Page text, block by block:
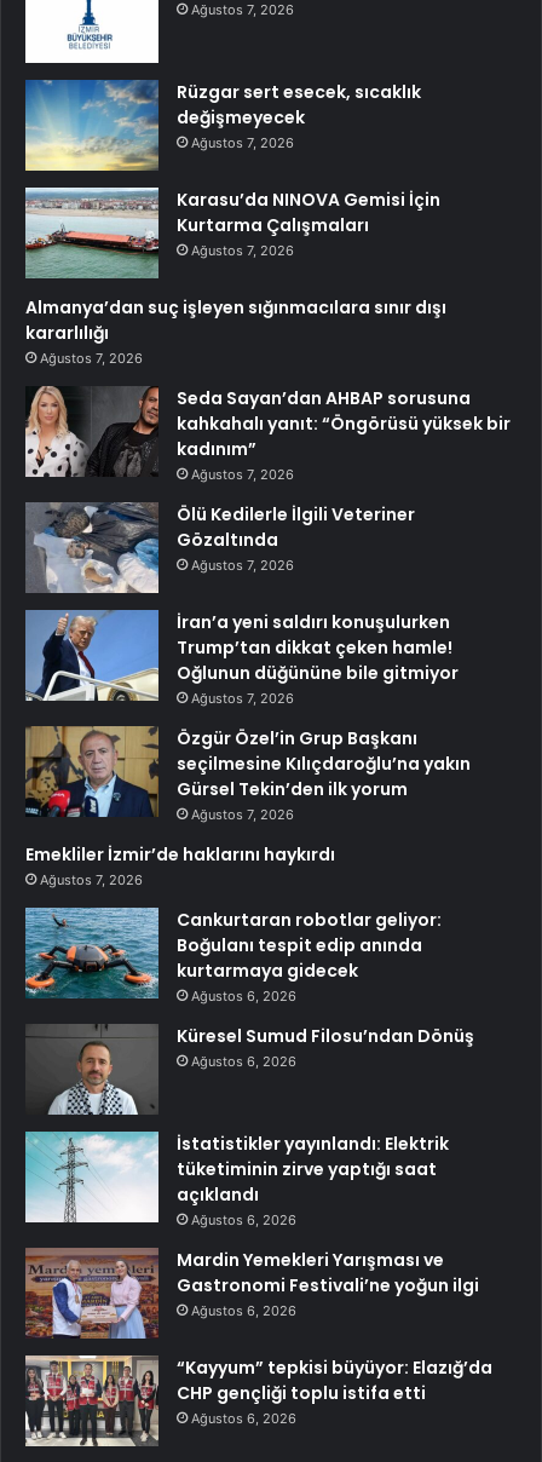
Ağustos 7, 2026
Rüzgar sert esecek, sıcaklık
değişmeyecek
Ağustos 7, 2026
Karasu’da NINOVA Gemisi İçin
Kurtarma Çalışmaları
Ağustos 7, 2026
Almanya’dan suç işleyen sığınmacılara sınır dışı
kararlılığı
Ağustos 7, 2026
Seda Sayan’dan AHBAP sorusuna
kahkahalı yanıt: “Öngörüsü yüksek bir
kadınım”
Ağustos 7, 2026
Ölü Kedilerle İlgili Veteriner
Gözaltında
Ağustos 7, 2026
İran’a yeni saldırı konuşulurken
Trump’tan dikkat çeken hamle!
Oğlunun düğününe bile gitmiyor
Ağustos 7, 2026
Özgür Özel’in Grup Başkanı
seçilmesine Kılıçdaroğlu’na yakın
Gürsel Tekin’den ilk yorum
Ağustos 7, 2026
Emekliler İzmir’de haklarını haykırdı
Ağustos 7, 2026
Cankurtaran robotlar geliyor:
Boğulanı tespit edip anında
kurtarmaya gidecek
Ağustos 6, 2026
Küresel Sumud Filosu’ndan Dönüş
Ağustos 6, 2026
İstatistikler yayınlandı: Elektrik
tüketiminin zirve yaptığı saat
açıklandı
Ağustos 6, 2026
Mardin Yemekleri Yarışması ve
Gastronomi Festivali’ne yoğun ilgi
Ağustos 6, 2026
“Kayyum” tepkisi büyüyor: Elazığ’da
CHP gençliği toplu istifa etti
Ağustos 6, 2026